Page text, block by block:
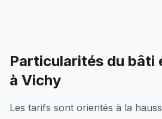
Particularités du bâti
à Vichy
Les tarifs sont orientés à la